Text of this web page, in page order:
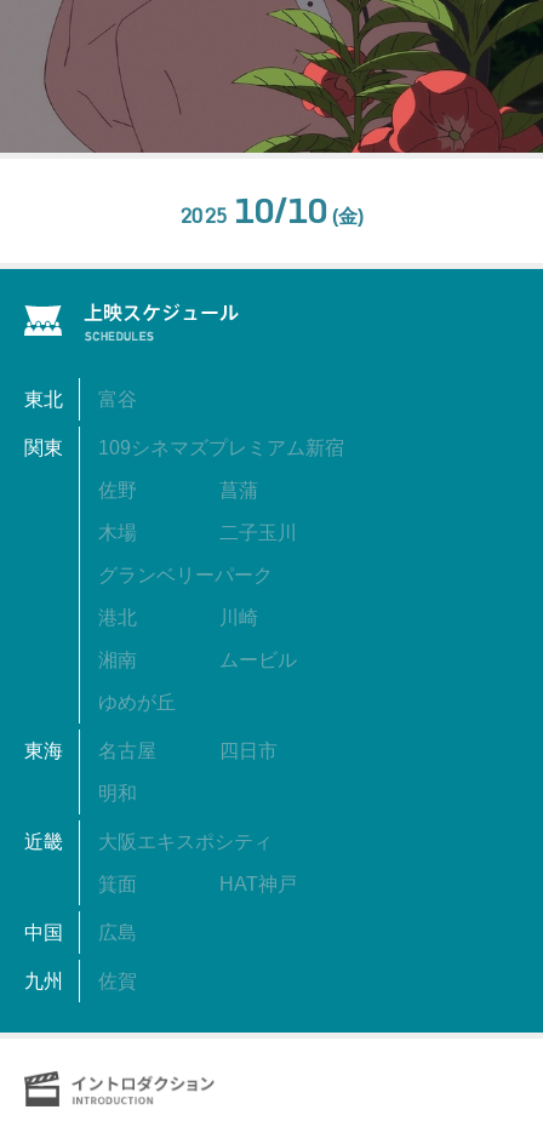
2025 10/10 (金)
東北 富谷
関東 109シネマズプレミアム新宿
佐野 菖蒲
木場 二子玉川
グランベリーパーク
港北 川崎
湘南 ムービル
ゆめが丘
東海 名古屋 四日市
明和
近畿 大阪エキスポシティ
箕面 HAT神戸
中国 広島
九州 佐賀